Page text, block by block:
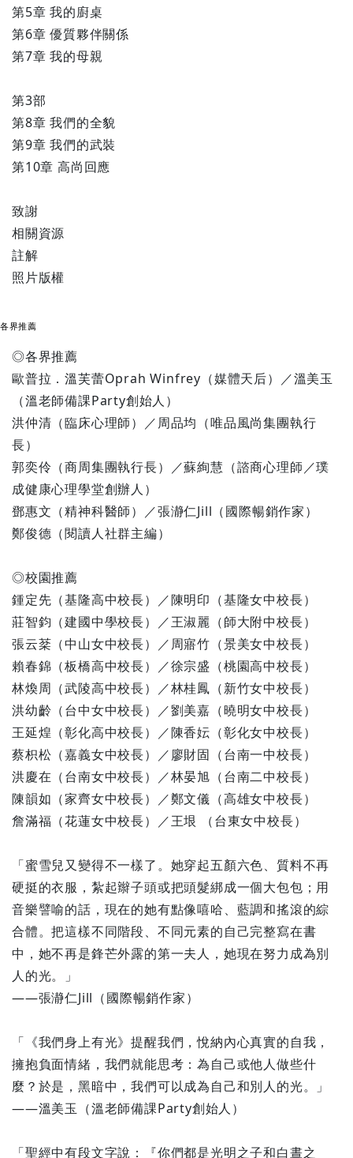
第5章 我的廚桌
第6章 優質夥伴關係
第7章 我的母親
第3部
第8章 我們的全貌
第9章 我們的武裝
第10章 高尚回應
致謝
相關資源
註解
照片版權
各界推薦
◎各界推薦
歐普拉．溫芙蕾Oprah Winfrey（媒體天后）／溫美玉
（溫老師備課Party創始人）
洪仲清（臨床心理師）／周品均（唯品風尚集團執行
長）
郭奕伶（商周集團執行長）／蘇絢慧（諮商心理師／璞
成健康心理學堂創辦人）
鄧惠文（精神科醫師）／張瀞仁Jill（國際暢銷作家）
鄭俊德（閱讀人社群主編）
◎校園推薦
鍾定先（基隆高中校長）／陳明印（基隆女中校長）
莊智鈞（建國中學校長）／王淑麗（師大附中校長）
張云棻（中山女中校長）／周寤竹（景美女中校長）
賴春錦（板橋高中校長）／徐宗盛（桃園高中校長）
林煥周（武陵高中校長）／林桂鳳（新竹女中校長）
洪幼齡（台中女中校長）／劉美嘉（曉明女中校長）
王延煌（彰化高中校長）／陳香妘（彰化女中校長）
蔡枳松（嘉義女中校長）／廖財固（台南一中校長）
洪慶在（台南女中校長）／林晏旭（台南二中校長）
陳韻如（家齊女中校長）／鄭文儀（高雄女中校長）
詹滿福（花蓮女中校長）／王垠 （台東女中校長）
「蜜雪兒又變得不一樣了。她穿起五顏六色、質料不再
硬挺的衣服，紮起辮子頭或把頭髮綁成一個大包包；用
音樂譬喻的話，現在的她有點像嘻哈、藍調和搖滾的綜
合體。把這樣不同階段、不同元素的自己完整寫在書
中，她不再是鋒芒外露的第一夫人，她現在努力成為別
人的光。」
——張瀞仁Jill（國際暢銷作家）
「《我們身上有光》提醒我們，悅納內心真實的自我，
擁抱負面情緒，我們就能思考：為自己或他人做些什
麼？於是，黑暗中，我們可以成為自己和別人的光。」
——溫美玉（溫老師備課Party創始人）
「聖經中有段文字說：『你們都是光明之子和白晝之